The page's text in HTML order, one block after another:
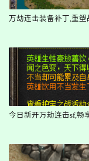
万劫连击装备补丁,重塑
今日新开万劫连击sf,畅